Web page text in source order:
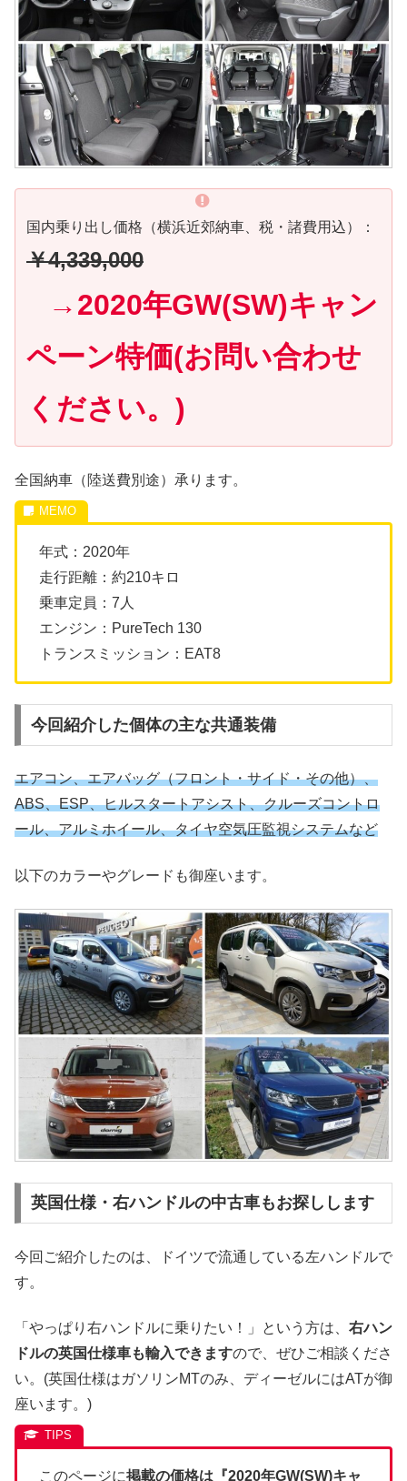
国内乗り出し価格（横浜近郊納車、税・諸費用込）：
￥4,339,000
→2020年GW(SW)キャン
ペーン特価(お問い合わせ
ください。)
全国納車（陸送費別途）承ります。
年式：2020年
走行距離：約210キロ
乗車定員：7人
エンジン：PureTech 130
トランスミッション：EAT8
今回紹介した個体の主な共通装備
エアコン、エアバッグ（フロント・サイド・その他）、
ABS、ESP、ヒルスタートアシスト、クルーズコントロ
ール、アルミホイール、タイヤ空気圧監視システムなど
以下のカラーやグレードも御座います。
英国仕様・右ハンドルの中古車もお探しします
今回ご紹介したのは、ドイツで流通している左ハンドルで
す。
「やっぱり右ハンドルに乗りたい！」という方は、 右ハン
ドルの英国仕様車も輸入できますので、ぜひご相談くださ
い。(英国仕様はガソリンMTのみ、ディーゼルにはATが御
座います。)
このページに掲載の価格は『2020年GW(SW)キャ